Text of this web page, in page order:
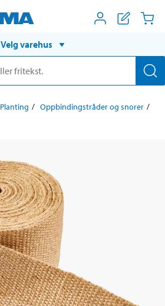
Velg varehus
Planting
Oppbindingstråder og snorer